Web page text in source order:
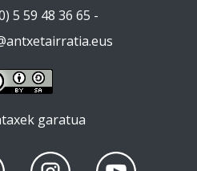
5 59 48 36 65 -
garatua